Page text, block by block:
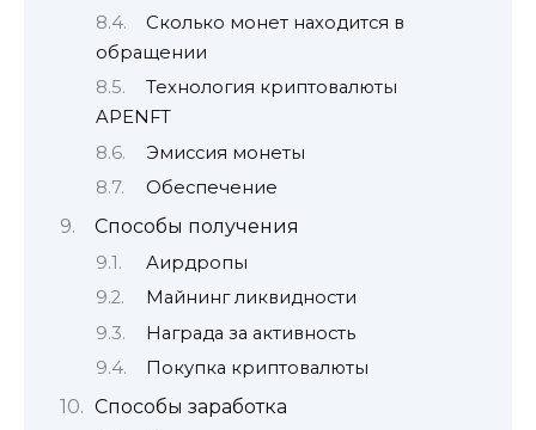
Сколько монет находится в
обращении
Технология криптовалюты
APENFT
Эмиссия монеты
Обеспечение
Способы получения
Аирдропы
Майнинг ликвидности
Награда за активность
Покупка криптовалюты
Способы заработка